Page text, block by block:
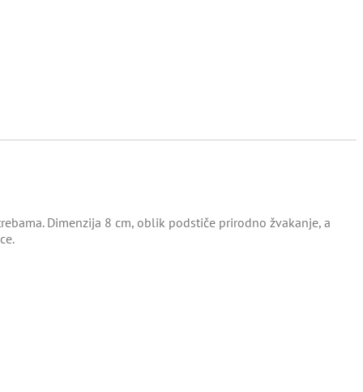
Dimenzija 8 cm, oblik podstiče prirodno žvakanje, a